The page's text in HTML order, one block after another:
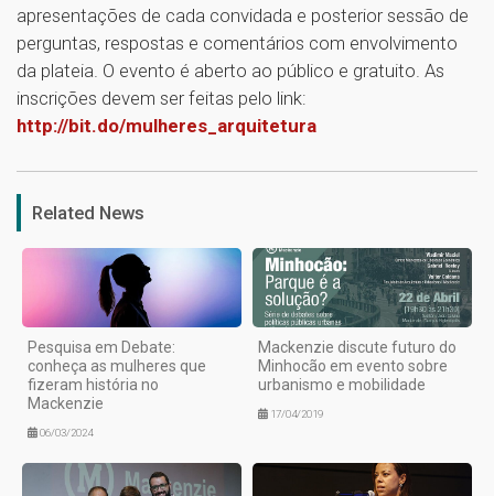
apresentações de cada convidada e posterior sessão de
perguntas, respostas e comentários com envolvimento
da plateia. O evento é aberto ao público e gratuito. As
inscrições devem ser feitas pelo link:
http://bit.do/mulheres_arquitetura
1
Related News
Pesquisa em Debate:
conheça as mulheres que
fizeram história no
Mackenzie
06/03/2024
Mackenzie discute futuro do
Minhocão em evento sobre
urbanismo e mobilidade
17/04/2019